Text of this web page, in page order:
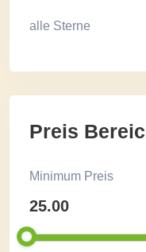
alle Sterne
Preis
Minimum Preis
25.00